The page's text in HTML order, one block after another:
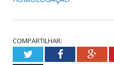
COMPARTILHAR:
TwitterFacebook